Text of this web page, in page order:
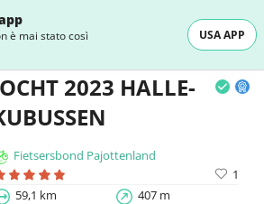
è mai stato così
USA APP
2023 HALLE-
Fietsersbond Pajottenland
1
59,1 km
407 m